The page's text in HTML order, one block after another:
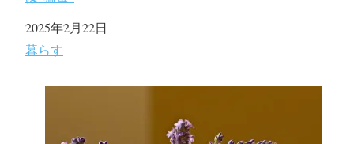
日付
2025年2月22日
関連理由
暮らす